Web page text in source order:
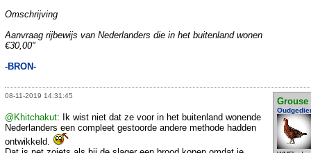
Omschrijving
Aanvraag rijbewijs van Nederlanders die in het buitenland wonen
€30,00"
-BRON-
08-11-2019 14:31:45
Grouse
@Khitchakut: Ik wist niet dat ze voor in het buitenland wonende
Nederlanders een compleet gestoorde andere methode hadden
ontwikkeld.